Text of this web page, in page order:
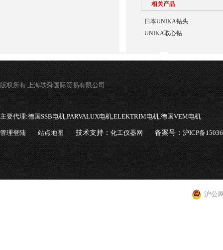
相关产品
日本UNIKA钻头
UNIKA取心钻
版权所有 上海轶舜国际贸易有限公司
主要代理:德国SSB电机,PARVALUX电机,ELEKTRIM电机,德国VEM电机
管理登陆 站点地图 技术支持：化工仪器网 备案号：沪ICP备
沪公